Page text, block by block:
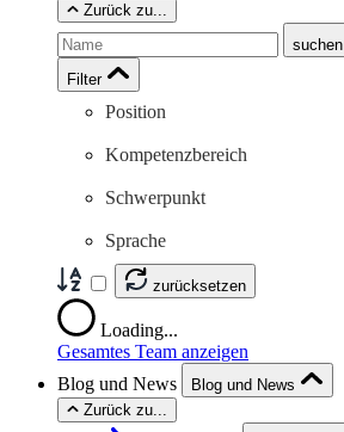
Zurück zu...
suchen
Filter
Position
Kompetenzbereich
Schwerpunkt
Sprache
zurücksetzen
Loading...
Gesamtes Team anzeigen
Blog und News
Blog und News
Zurück zu...